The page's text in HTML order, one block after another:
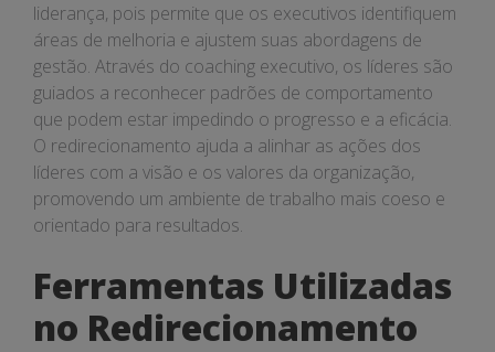
liderança, pois permite que os executivos identifiquem
áreas de melhoria e ajustem suas abordagens de
gestão. Através do coaching executivo, os líderes são
guiados a reconhecer padrões de comportamento
que podem estar impedindo o progresso e a eficácia.
O redirecionamento ajuda a alinhar as ações dos
líderes com a visão e os valores da organização,
promovendo um ambiente de trabalho mais coeso e
orientado para resultados.
Ferramentas Utilizadas
no Redirecionamento